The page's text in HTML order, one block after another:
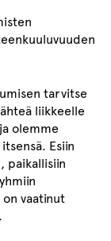
tarvitse
liikkeelle
olemme
Esiin
paikallisiin
vaatinut